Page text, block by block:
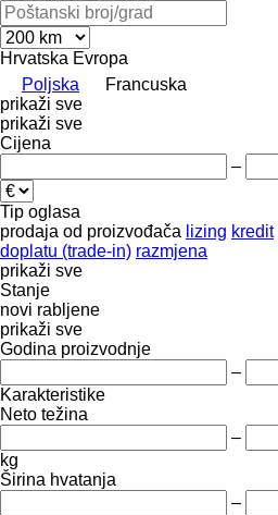
Hrvatska Evropa
Poljska
Francuska
prikaži sve
prikaži sve
Cijena
–
Tip oglasa
prodaja od proizvođača lizing kredit
doplatu (trade-in) razmjena
prikaži sve
Stanje
novi rabljene
prikaži sve
Godina proizvodnje
–
Karakteristike
Neto težina
–
kg
Širina hvatanja
–